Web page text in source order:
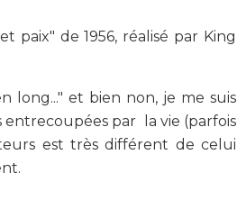
paix" de 1956, réalisé par King
long..." et bien non, je me suis
entrecoupées par la vie (parfois
est très différent de celui